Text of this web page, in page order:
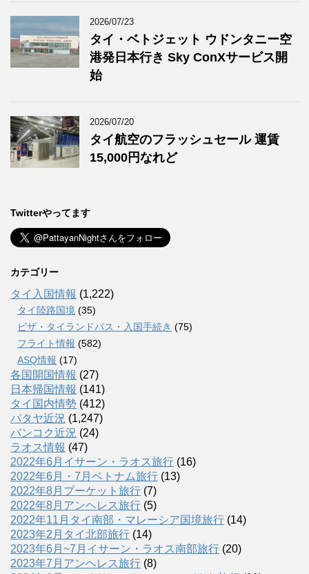
2026/07/23
タイ・ベトジェット ウドンタニー空
港発日本行き Sky ConXサービス開
始
2026/07/20
タイ航空のフラッシュセール 運賃
15,000円なれど
Twitterやってます
カテゴリー
タイ入国情報 (1,222)
タイ陸路国境 (35)
ビザ・タイランドパス・入国手続き (75)
フライト情報 (582)
ASQ情報 (17)
各国開国情報 (27)
日本帰国情報 (141)
タイ国内情勢 (412)
パタヤ近況 (1,247)
バンコク近況 (24)
ラオス情報 (47)
2022年6月イサーン・ラオス旅行 (16)
2022年6月・7月ベトナム旅行 (13)
2022年8月プーケット旅行 (7)
2022年8月アンヘレス旅行 (5)
2022年11月タイ南部・マレーシア国境旅行 (14)
2023年2月タイ北部旅行 (14)
2023年6月~7月イサーン・ラオス南部旅行 (20)
2023年7月アンヘレス旅行 (8)